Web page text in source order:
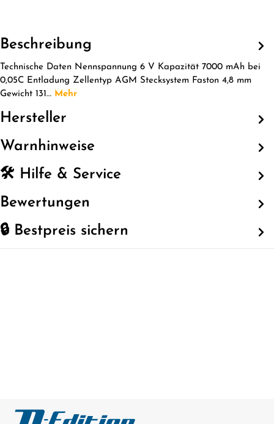
Beschreibung
Technische Daten Nennspannung 6 V Kapazität 7000 mAh bei
0,05C Entladung Zellentyp AGM Stecksystem Faston 4,8 mm
Gewicht 131… Mehr
Hersteller
Warnhinweise
🛠️ Hilfe & Service
Bewertungen
🔒 Bestpreis sichern